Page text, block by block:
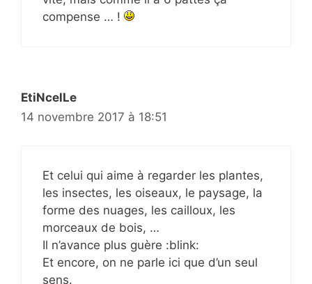
compense … !
EtiNcelLe
14 novembre 2017 à 18:51
Et celui qui aime à regarder les plantes,
les insectes, les oiseaux, le paysage, la
forme des nuages, les cailloux, les
morceaux de bois, …
Il n’avance plus guère :blink:
Et encore, on ne parle ici que d’un seul
sens.